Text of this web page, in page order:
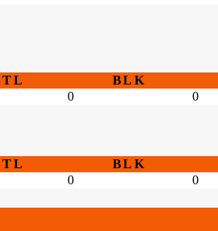
BLK
0 0
BLK
0 0